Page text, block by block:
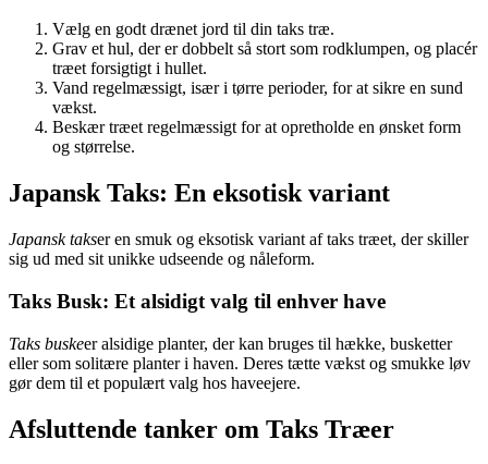
Vælg en godt drænet jord til din taks træ.
Grav et hul, der er dobbelt så stort som rodklumpen, og placér
træet forsigtigt i hullet.
Vand regelmæssigt, især i tørre perioder, for at sikre en sund
vækst.
Beskær træet regelmæssigt for at opretholde en ønsket form
og størrelse.
Japansk Taks: En eksotisk variant
Japansk takser en smuk og eksotisk variant af taks træet, der skiller
sig ud med sit unikke udseende og nåleform.
Taks Busk: Et alsidigt valg til enhver have
Taks buskeer alsidige planter, der kan bruges til hække, busketter
eller som solitære planter i haven. Deres tætte vækst og smukke løv
gør dem til et populært valg hos haveejere.
Afsluttende tanker om Taks Træer